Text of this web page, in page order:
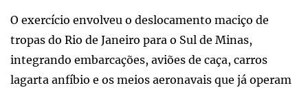
O exercício envolveu o deslocamento maciço de
tropas do Rio de Janeiro para o Sul de Minas,
integrando embarcações, aviões de caça, carros
lagarta anfíbio e os meios aeronavais que já operam